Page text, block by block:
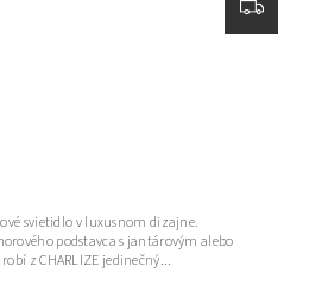
svietidlo v luxusnom dizajne.
podstavca s jantárovým alebo
z CHARLIZE jedinečný...